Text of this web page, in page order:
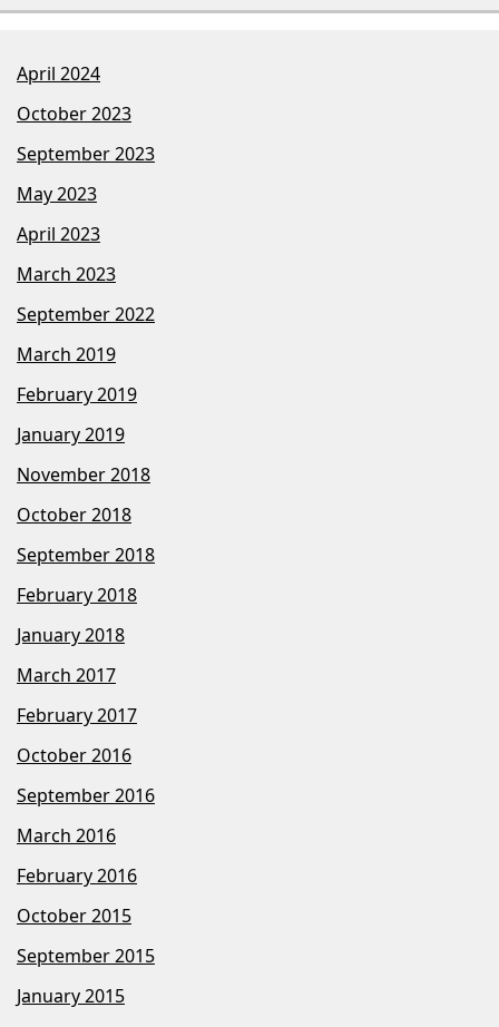
April 2024
October 2023
September 2023
May 2023
April 2023
March 2023
September 2022
March 2019
February 2019
January 2019
November 2018
October 2018
September 2018
February 2018
January 2018
March 2017
February 2017
October 2016
September 2016
March 2016
February 2016
October 2015
September 2015
January 2015